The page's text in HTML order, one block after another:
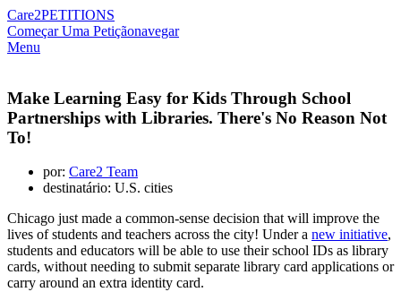
Care2PETITIONS
Começar Uma Petiçãonavegar
Menu
Make Learning Easy for Kids Through School
Partnerships with Libraries. There's No Reason Not
To!
por: Care2 Team
destinatário: U.S. cities
Chicago just made a common-sense decision that will improve the
lives of students and teachers across the city! Under a new initiative,
students and educators will be able to use their school IDs as library
cards, without needing to submit separate library card applications or
carry around an extra identity card.